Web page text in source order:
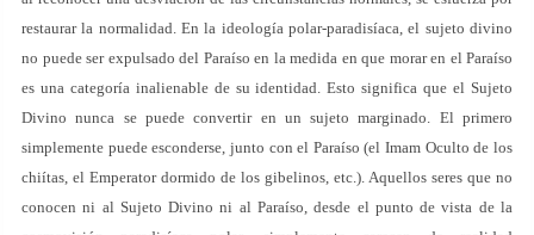
restaurar la normalidad. En la ideología polar-paradisíaca, el sujeto divino
no puede ser expulsado del Paraíso en la medida en que morar en el Paraíso
es una categoría inalienable de su identidad. Esto significa que el Sujeto
Divino nunca se puede convertir en un sujeto marginado. El primero
simplemente puede esconderse, junto con el Paraíso (el Imam Oculto de los
chiítas, el Emperator dormido de los gibelinos, etc.). Aquellos seres que no
conocen ni al Sujeto Divino ni al Paraíso, desde el punto de vista de la